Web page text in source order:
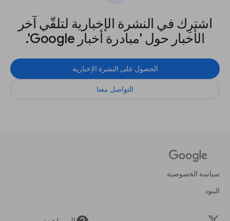
اشترِك في النشرة الإخبارية لتلقّي آخر
الأخبار حول 'مبادرة أخبار Google'.
الحصول على النشرة الإخبارية
التواصل معنا
سياسة الخصوصية
البنود